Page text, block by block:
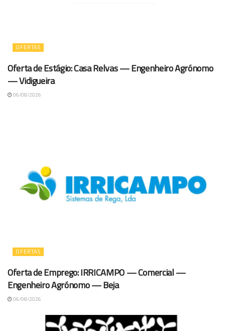
OFERTAS
Oferta de Estágio: Casa Relvas — Engenheiro Agrónomo
— Vidigueira
06/08/2026
OFERTAS
Oferta de Emprego: IRRICAMPO — Comercial —
Engenheiro Agrónomo — Beja
06/08/2026